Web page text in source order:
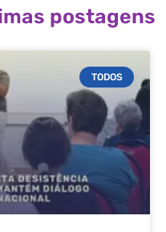
postagens
TODOS